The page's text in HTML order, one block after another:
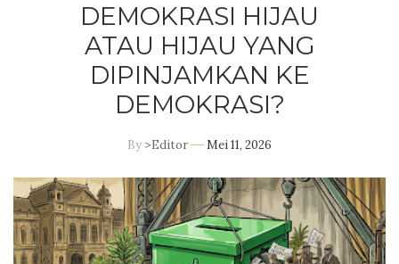
DEMOKRASI HIJAU
ATAU HIJAU YANG
DIPINJAMKAN KE
DEMOKRASI?
By >Editor Mei 11, 2026